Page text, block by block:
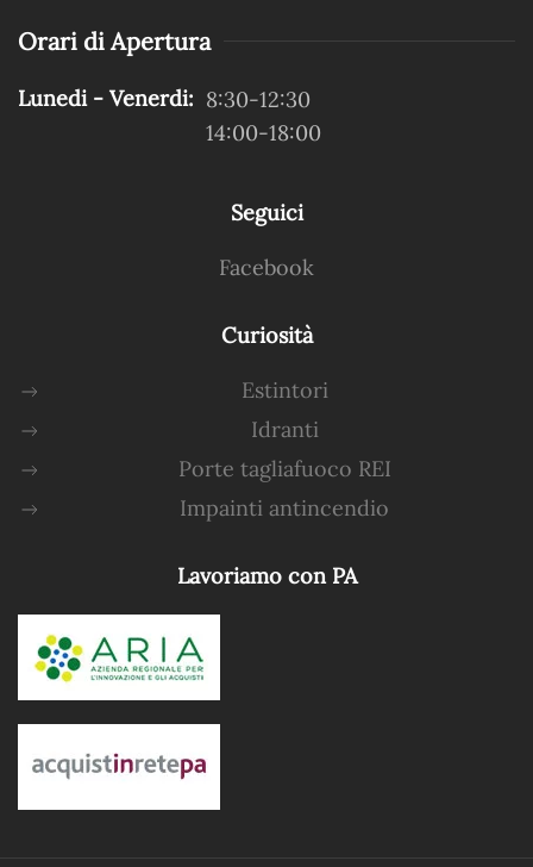
Orari di Apertura
Lunedi - Venerdi: 8:30-12:30
14:00-18:00
Seguici
Facebook
Curiosità
Estintori
Idranti
Porte tagliafuoco REI
Impainti antincendio
Lavoriamo con PA